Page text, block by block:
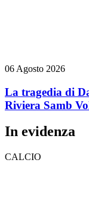
06 Agosto 2026
La tragedia di
Riviera Samb
In evidenza
CALCIO